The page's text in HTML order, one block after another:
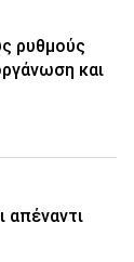
ρυθμούς
και
απέναντι